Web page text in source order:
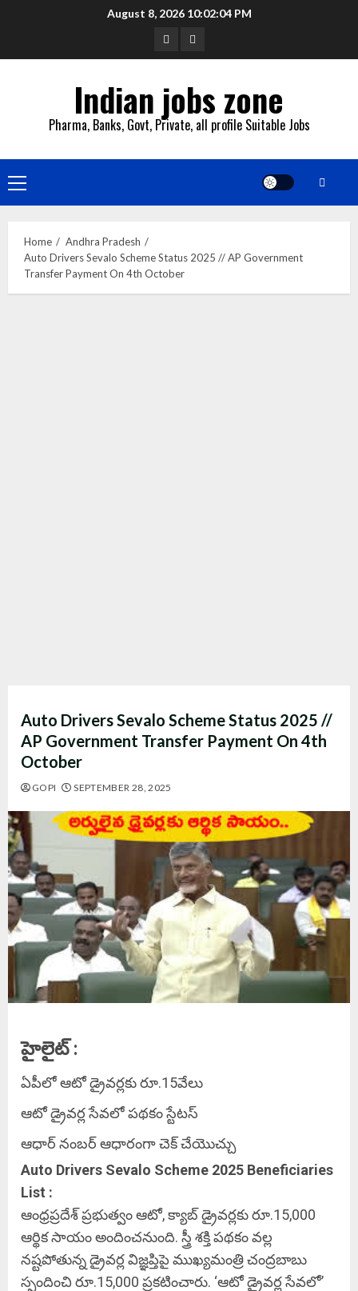
August 8, 2026 10:02:05 PM
YouTubeWhatsapp
Indian jobs zone
Pharma, Banks, Govt, Private, all profile Suitable Jobs
Primary
Menu
Home
Andhra Pradesh
Auto Drivers Sevalo Scheme Status 2025 // AP Government
Transfer Payment On 4th October
Auto Drivers Sevalo Scheme Status 2025 //
AP Government Transfer Payment On 4th
October
GOPI SEPTEMBER 28, 2025
హైలైట్ :
ఏపీలో ఆటో డ్రైవర్లకు రూ.15వేలు
ఆటో డ్రైవర్ల సేవలో పథకం స్టేటస్
ఆధార్ నంబర్ ఆధారంగా చెక్ చేయొచ్చు
Auto Drivers Sevalo Scheme 2025 Beneficiaries
List :
ఆంధ్రప్రదేశ్ ప్రభుత్వం ఆటో, క్యాబ్ డ్రైవర్లకు రూ.15,000
ఆర్థిక సాయం అందించనుంది. స్త్రీ శక్తి పథకం వల్ల
నష్టపోతున్న డ్రైవర్ల విజ్ఞప్తిపై ముఖ్యమంత్రి చంద్రబాబు
స్పందించి రూ.15,000 ప్రకటించారు. ‘ఆటో డ్రైవర్ల సేవలో’